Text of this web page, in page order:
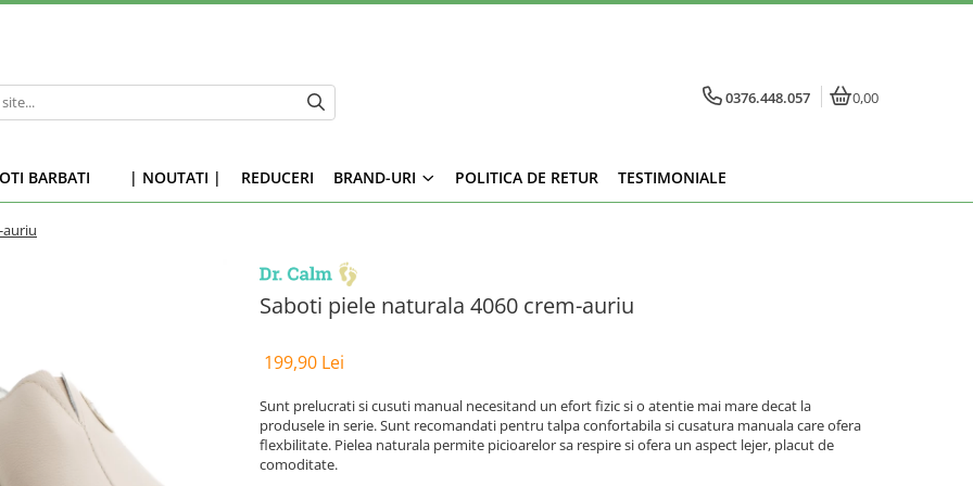
0376.448.057 0,00
BARBATI | NOUTATI | REDUCERI BRAND-URI POLITICA DE RETUR TESTIMONIALE
auriu
Saboti piele naturala 4060 crem-auriu
199,90 Lei
Sunt prelucrati si cusuti manual necesitand un efort fizic si o atentie mai mare decat la
produsele in serie. Sunt recomandati pentru talpa confortabila si cusatura manuala care ofera
flexbilitate. Pielea naturala permite picioarelor sa respire si ofera un aspect lejer, placut de
comoditate.